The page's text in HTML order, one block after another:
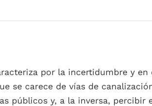
por la incertidumbre y en
se carece de vías de
públicos y, a la inversa, percibir